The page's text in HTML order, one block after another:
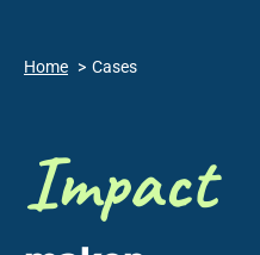
Home Cases
Impact